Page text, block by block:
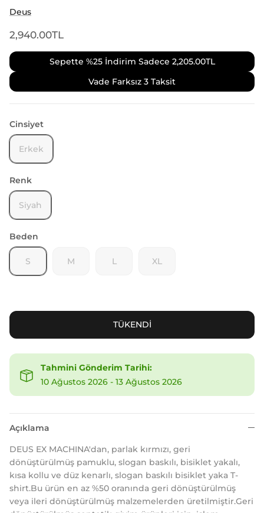
Deus
2,940.00TL
Sepette %25 İndirim Sadece 2,205.00TL
Vade Farksız 3 Taksit
Beden
S M L XL
Renk
Siyah
Cinsiyet
Erkek
TÜKENDİ
Tahmini Gönderim Tarihi:
10 Ağustos 2026 - 13 Ağustos 2026
Açıklama
DEUS EX MACHINA'dan, parlak kırmızı, geri
dönüştürülmüş pamuklu, slogan baskılı, bisiklet yakalı,
kısa kollu ve düz kenarlı, slogan baskılı bisiklet yaka T-
shirt.Bu ürün en az %50 oranında geri dönüştürülmüş
veya ileri dönüştürülmüş malzemelerden üretilmiştir.Geri